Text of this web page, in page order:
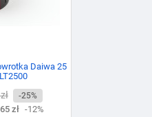
Daiwa 25
-25%
zł -12%